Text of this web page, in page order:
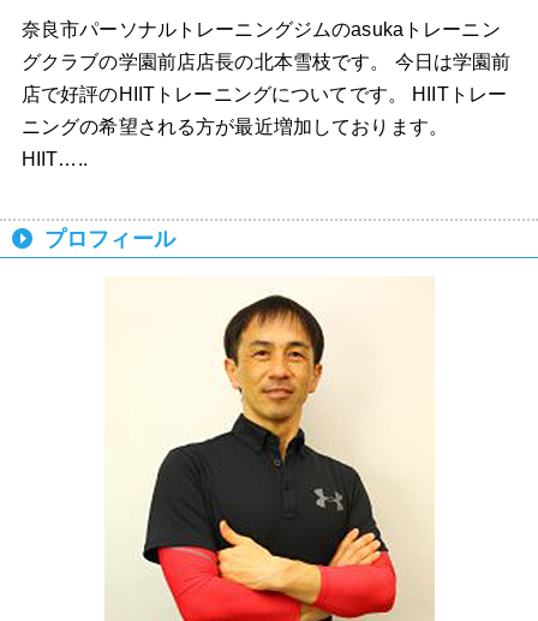
奈良市パーソナルトレーニングジムのasukaトレーニン
グクラブの学園前店店長の北本雪枝です。 今日は学園前
店で好評のHIITトレーニングについてです。 HIITトレー
ニングの希望される方が最近増加しております。
HIIT…..
プロフィール